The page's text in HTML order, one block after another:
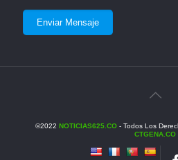
©2022 NOTICIAS625.CO- Todos Los
CTGENA.CO